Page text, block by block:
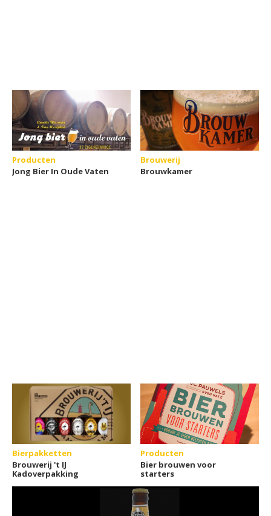
Producten
Jong Bier In Oude Vaten
Brouwerij
Brouwkamer
Bierpakketten
Brouwerij 't IJ
Kadoverpakking
Producten
Bier brouwen voor
starters